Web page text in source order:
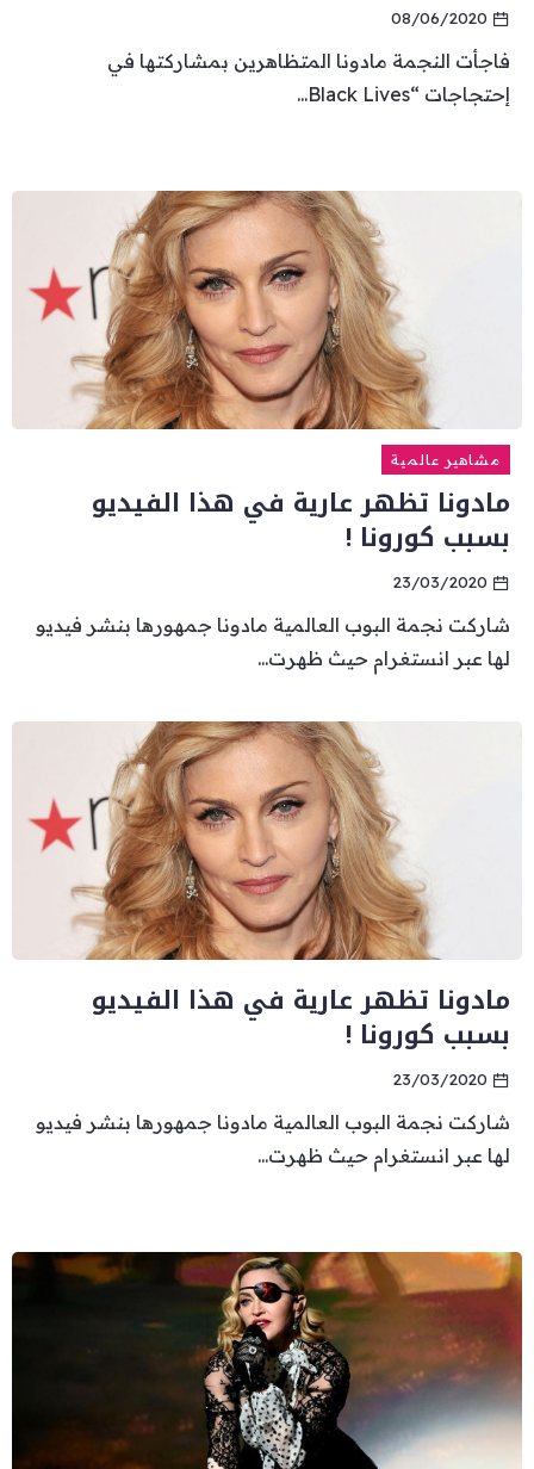
08/06/2020
فاجأت النجمة ​مادونا​ المتظاهرين بمشاركتها في
إحتجاجات “​Black Lives...
مشاهير عالمية
مادونا تظهر عارية في هذا الفيديو
بسبب كورونا !
23/03/2020
شاركت نجمة البوب العالمية مادونا جمهورها بنشر فيديو
لها عبر انستغرام حيث ظهرت...
مادونا تظهر عارية في هذا الفيديو
بسبب كورونا !
23/03/2020
شاركت نجمة البوب العالمية مادونا جمهورها بنشر فيديو
لها عبر انستغرام حيث ظهرت...